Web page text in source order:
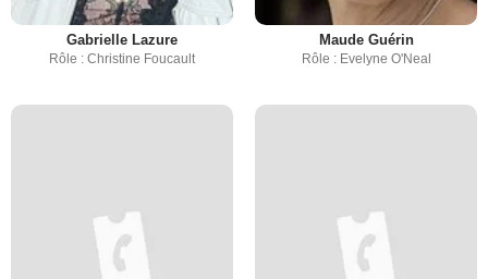
Gabrielle Lazure
Rôle : Christine Foucault
Maude Guérin
Rôle : Evelyne O'Neal